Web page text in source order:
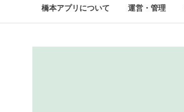
橋本アプリについて 運営・管理